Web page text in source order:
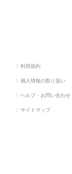
利用規約
個人情報の取り扱い
ヘルプ・お問い合わせ
サイトマップ